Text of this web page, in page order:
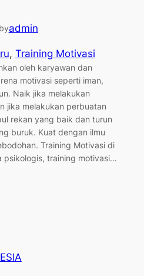
admin
, Training Motivasi
oleh karyawan dan
motivasi seperti iman,
Naik jika melakukan
jika melakukan perbuatan
rekan yang baik dan turun
buruk. Kuat dengan ilmu
Training Motivasi di
psikologis, training motivasi…